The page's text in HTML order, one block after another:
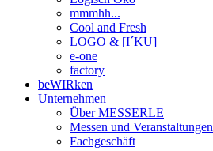
mmmhh...
Cool and Fresh
LOGO & [I´KU]
e-one
factory
beWIRken
Unternehmen
Über MESSERLE
Messen und Veranstaltungen
Fachgeschäft